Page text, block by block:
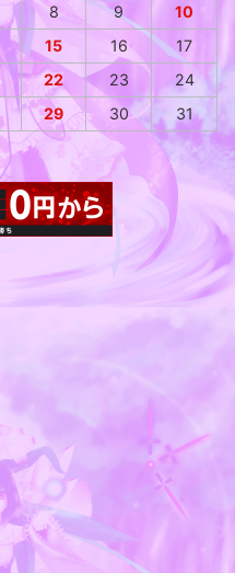
8 9
10
15 16
17
22 23
24
29 30
31